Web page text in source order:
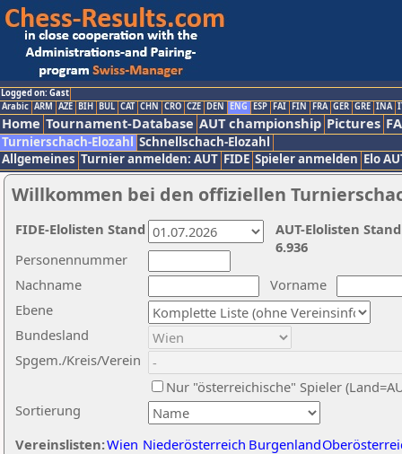
Logged on: Gast
Arabic ARM AZE BIH BUL CAT CHN CRO CZE DEN ENG ESP FAI FIN FRA GER GRE INA
Home Tournament-Database AUT championship Pictures
Turnierschach-Elozahl Schnellschach-Elozahl
Allgemeines Turnier anmelden: AUT FIDE Spieler anmelden Elo
Willkommen bei den offiziellen
Nachname
Vorname
Ebene
Sortierung
Personennummer
Bundesland
Spgem./Kreis/Verein
Nur "österreichische" Spieler
Vereinslisten:Wien Niederösterreich Burgenland
AUT-Elolisten
6.936
FIDE-Elolisten Stand